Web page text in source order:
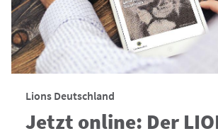
Lions Deutschland
Jetzt online: Der